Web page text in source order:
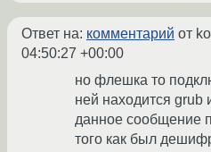
Ответ на: комментарий от
04:50:27 +00:00
но флешка то
ней находится grub
данное сообщение
того как был